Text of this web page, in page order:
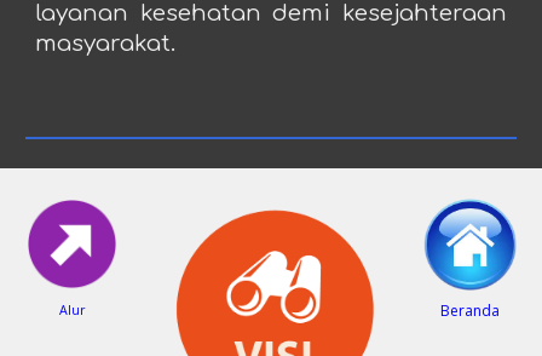
layanan kesehatan demi kesejahteraan
masyarakat.
Alur Beranda